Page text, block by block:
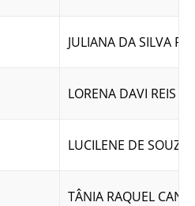
JULIANA DA SILVA
LORENA DAVI REIS
LUCILENE DE SOUZA
TÂNIA RAQUEL